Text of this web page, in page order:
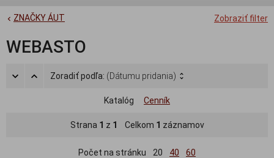
Zobraziť filter
ZNAČKY ÁUT
WEBASTO
Zoradiť podľa: (Dátumu pridania)
Katalóg Cenník
Strana 1 z 1 Celkom 1 záznamov
Počet na stránku 20 40 60